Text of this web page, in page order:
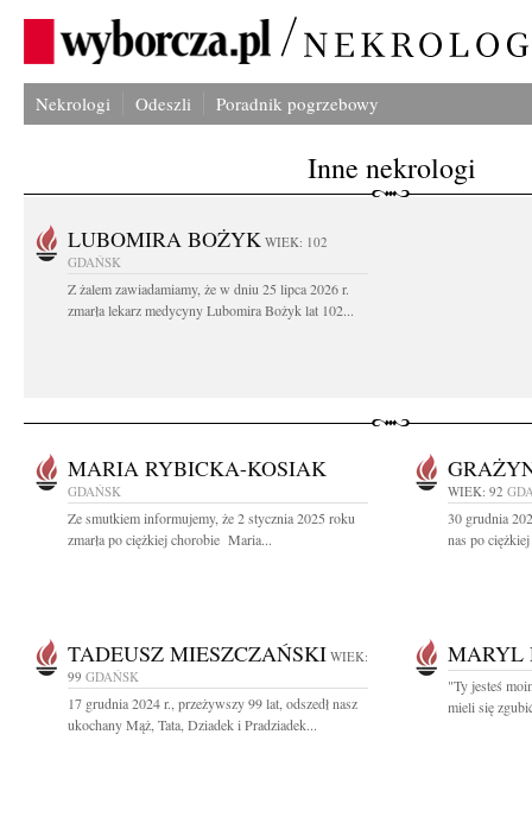
Nekrologi Odeszli Poradnik pogrzebowy
Inne nekrologi
LUBOMIRA BOŻYK WIEK: 102
GDAŃSK
Z żalem zawiadamiamy, że w dniu 25 lipca 2026 r.
zmarła lekarz medycyny Lubomira Bożyk lat 102...
MARIA RYBICKA-KOSIAK
GDAŃSK
Ze smutkiem informujemy, że 2 stycznia 2025 roku
zmarła po ciężkiej chorobie Maria...
WIEK: 92
30 grudnia
nas po
TADEUSZ MIESZCZAŃSKI WIEK:
99 GDAŃSK
17 grudnia 2024 r., przeżywszy 99 lat, odszedł nasz
ukochany Mąż, Tata, Dziadek i Pradziadek...
MARYL
"Ty jesteś
mieli się